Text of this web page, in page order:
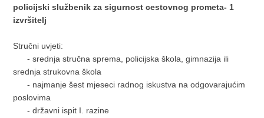
policijski službenik za sigurnost cestovnog prometa- 1
izvršitelj
Stručni uvjeti:
- srednja stručna sprema, policijska škola, gimnazija ili
srednja strukovna škola
- najmanje šest mjeseci radnog iskustva na odgovarajućim
poslovima
- državni ispit I. razine